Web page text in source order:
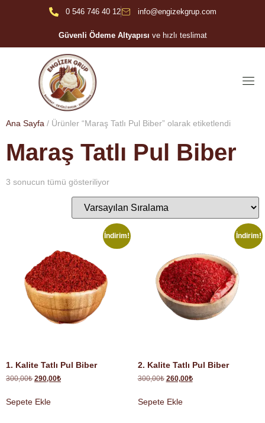
0 546 746 40 12 info@engizekgrup.com
Güvenli Ödeme Altyapısı ve hızlı teslimat
Ana Sayfa / Ürünler “Maraş Tatlı Pul Biber” olarak etiketlendi
Maraş Tatlı Pul Biber
3 sonucun tümü gösteriliyor
İndirim!
1. Kalite Tatlı Pul Biber
300,00₺ 290,00₺
Sepete Ekle
İndirim!
2. Kalite Tatlı Pul Biber
300,00₺ 260,00₺
Sepete Ekle